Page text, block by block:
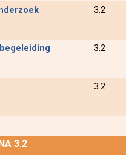
3.2
3.2
3.2
3.2